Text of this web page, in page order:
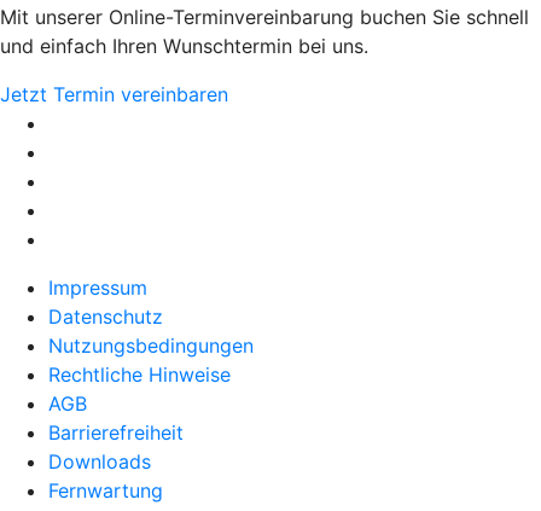
Mit unserer Online-Terminvereinbarung buchen Sie schnell
und einfach Ihren Wunschtermin bei uns.
Jetzt Termin vereinbaren
Impressum
Datenschutz
Nutzungsbedingungen
Rechtliche Hinweise
AGB
Barrierefreiheit
Downloads
Fernwartung